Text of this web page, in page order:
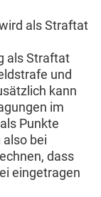
als Straftat
als Straftat
und
kann
im
Punkte
bei
dass
eingetragen